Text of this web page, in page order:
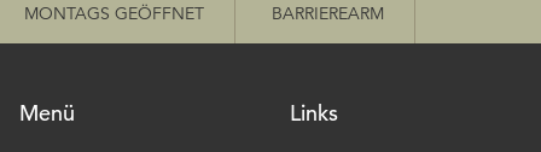
MONTAGS GEÖFFNET BARRIEREARM
Menü
Links